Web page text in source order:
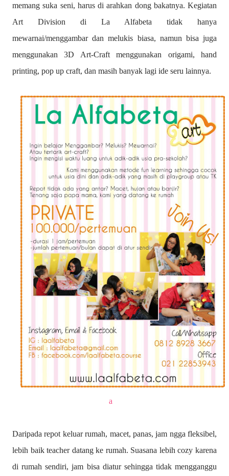
memang suka seni, harus di arahkan dong bakatnya. Kegiatan
Art Division di La Alfabeta tidak hanya
mewarnai/menggambar dan melukis biasa, namun bisa juga
menggunakan 3D Art-Craft menggunakan origami, hand
printing, pop up craft, dan masih banyak lagi ide seru lainnya.
a
Daripada repot keluar rumah, macet, panas, jam ngga fleksibel,
lebih baik teacher datang ke rumah. Suasana lebih cozy karena
di rumah sendiri, jam bisa diatur sehingga tidak mengganggu